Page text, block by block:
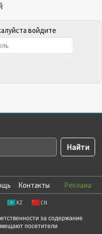
войдите
Контакты Реклама
KZ CN
за содержание
посетители